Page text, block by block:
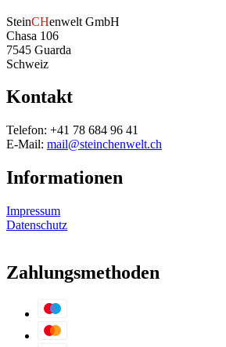
SteinCHenwelt GmbH
Chasa 106
7545 Guarda
Schweiz
Kontakt
Telefon: +41 78 684 96 41
E-Mail: mail@steinchenwelt.ch
Informationen
Impressum
Datenschutz
Zahlungsmethoden